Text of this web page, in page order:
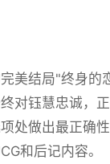
美结局"终身的
对钰慧忠诚，
处做出最正确
和后记内容。